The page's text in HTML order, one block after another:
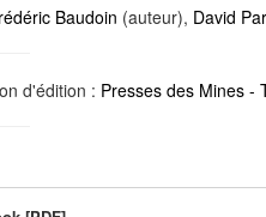
Baudoin (auteur), David
d'édition : Presses des Mines -